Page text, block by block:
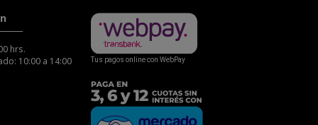
hrs.
10:00 a 14:00
Tus pagos online con WebPay